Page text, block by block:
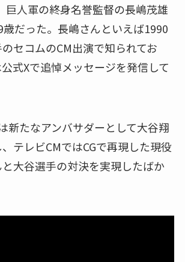
巨人軍の終身名誉監督の長嶋茂雄
だった。長嶋さんといえば1990
セコムのCM出演で知られてお
式Xで追悼メッセージを発信して
新たなアンバサダーとして大谷翔
テレビCMではCGで再現した現役
大谷選手の対決を実現したばか